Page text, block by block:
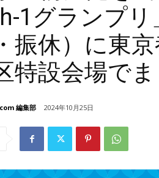
1グランプリ
振休）に東
特設会場でま
編集部 2024年10月25日